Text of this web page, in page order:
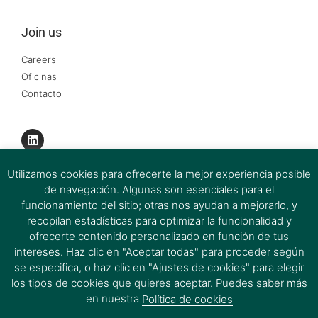
Join us
Careers
Oficinas
Contacto
Firmas del Grupo Ferrer&Ojeda 2026 © All rights Reserved.
Utilizamos cookies para ofrecerte la mejor experiencia posible
de navegación. Algunas son esenciales para el
funcionamiento del sitio; otras nos ayudan a mejorarlo, y
recopilan estadísticas para optimizar la funcionalidad y
ofrecerte contenido personalizado en función de tus
intereses. Haz clic en "Aceptar todas" para proceder según
se especifica, o haz clic en "Ajustes de cookies" para elegir
los tipos de cookies que quieres aceptar. Puedes saber más
en nuestra Política de cookies